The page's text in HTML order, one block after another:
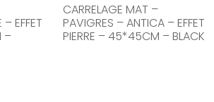
EFFET
–
CARRELAGE MAT –
PAVIGRES – ANTICA – EFFET
PIERRE – 45*45CM – BLACK